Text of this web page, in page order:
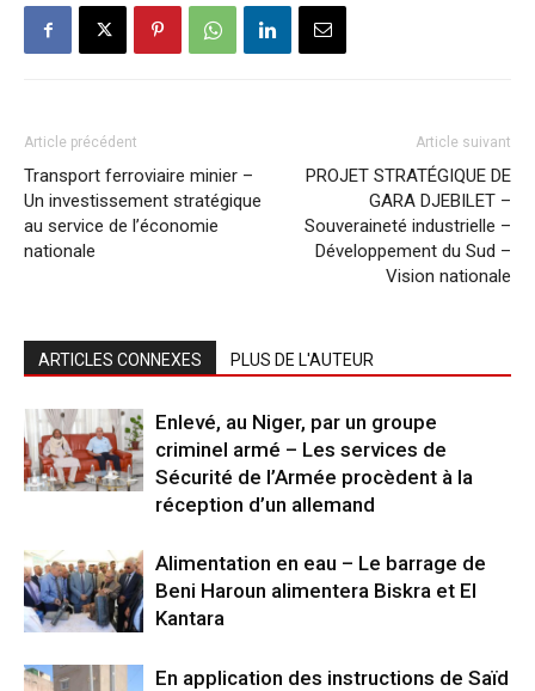
Article précédent
Transport ferroviaire minier –
Un investissement stratégique
au service de l’économie
nationale
Article suivant
PROJET STRATÉGIQUE DE
GARA DJEBILET –
Souveraineté industrielle –
Développement du Sud –
Vision nationale
ARTICLES CONNEXES PLUS DE L'AUTEUR
Enlevé, au Niger, par un groupe
criminel armé – Les services de
Sécurité de l’Armée procèdent à la
réception d’un allemand
Alimentation en eau – Le barrage de
Beni Haroun alimentera Biskra et El
Kantara
En application des instructions de Saïd